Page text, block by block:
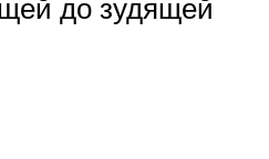
до зудящей